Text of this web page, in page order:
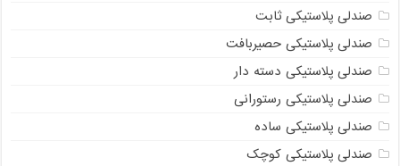
صندلی پلاستیکی ثابت
صندلی پلاستیکی حصیربافت
صندلی پلاستیکی دسته دار
صندلی پلاستیکی رستورانی
صندلی پلاستیکی ساده
صندلی پلاستیکی کوچک